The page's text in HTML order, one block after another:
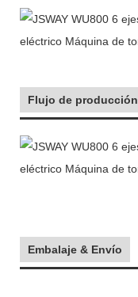
Flujo de producción
Embalaje & Envío